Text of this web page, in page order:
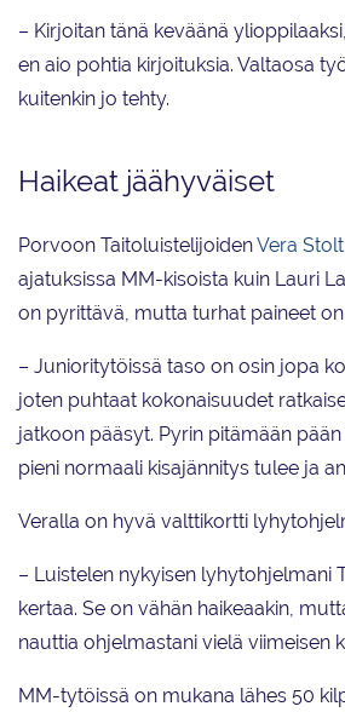
– Kirjoitan tänä keväänä
en aio pohtia kirjoituksia. Valtaosa
kuitenkin jo tehty.
Haikeat jäähyväiset
Porvoon TaitoluistelijoidenVera Stolt
ajatuksissa MM-kisoista kuin Lauri
on pyrittävä, mutta turhat paineet
– Junioritytöissä taso on osin jopa
joten puhtaat kokonaisuudet
jatkoon pääsyt. Pyrin pitämään
pieni normaali kisajännitys tulee ja
Veralla on hyvä valttikortti
– Luistelen nykyisen lyhytohjelmani
kertaa. Se on vähän haikeaakin,
nauttia ohjelmastani vielä viimeisen
MM-tytöissä on mukana lähes 50